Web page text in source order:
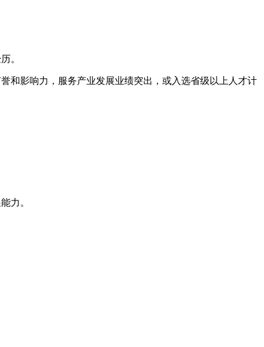
。
和影响力，服务产业发展业绩突出，或入选省级以上人才计
力。